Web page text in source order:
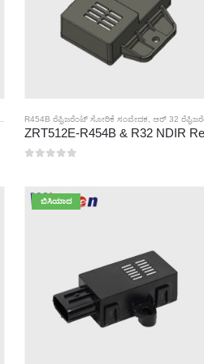
R454B ರೆಫ್ರಿಜರೆಂಟ್ ಸೋರಿಕೆ ಸಂವೇದಕ ಆರ್ 32 ರೆಫ್ರಿಜರೆಂಟ್ ಸೋರಿಕೆ
ಬಿಸಿಯಾದ